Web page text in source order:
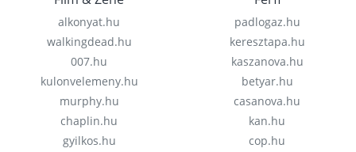
alkonyat.hu
walkingdead.hu
007.hu
kulonvelemeny.hu
murphy.hu
chaplin.hu
gyilkos.hu
padlogaz.hu
keresztapa.hu
kaszanova.hu
betyar.hu
casanova.hu
kan.hu
cop.hu